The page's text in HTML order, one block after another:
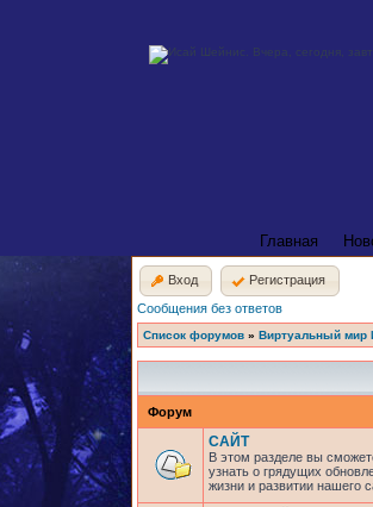
Главная
Вход
Регистрация
Сообщения без ответов
Список форумов » Виртуальный мир
Форум
САЙТ
В этом разделе вы
узнать о грядущих
жизни и развитии нашего